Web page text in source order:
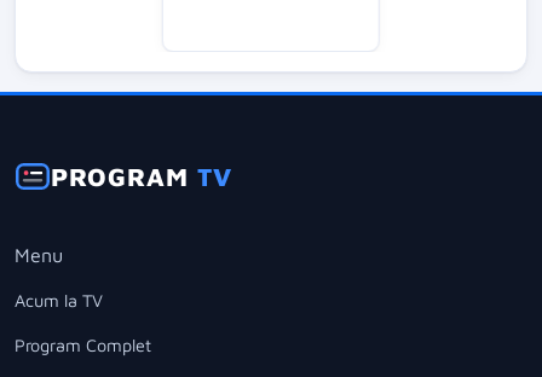
PROGRAMTV
Menu
Acum la TV
Program Complet